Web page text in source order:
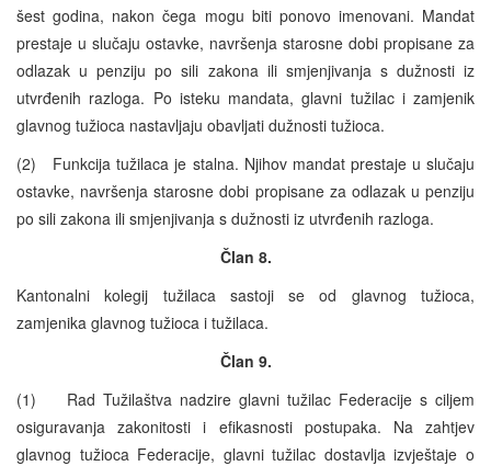
šest godina, nakon čega mogu biti ponovo imenovani. Mandat
prestaje u slučaju ostavke, navršenja starosne dobi propisane za
odlazak u penziju po sili zakona ili smjenjivanja s dužnosti iz
utvrđenih razloga. Po isteku mandata, glavni tužilac i zamjenik
glavnog tužioca nastavljaju obavljati dužnosti tužioca.
(2) Funkcija tužilaca je stalna. Njihov mandat prestaje u slučaju
ostavke, navršenja starosne dobi propisane za odlazak u penziju
po sili zakona ili smjenjivanja s dužnosti iz utvrđenih razloga.
Član 8.
Kantonalni kolegij tužilaca sastoji se od glavnog tužioca,
zamjenika glavnog tužioca i tužilaca.
Član 9.
(1) Rad Tužilaštva nadzire glavni tužilac Federacije s ciljem
osiguravanja zakonitosti i efikasnosti postupaka. Na zahtjev
glavnog tužioca Federacije, glavni tužilac dostavlja izvještaje o